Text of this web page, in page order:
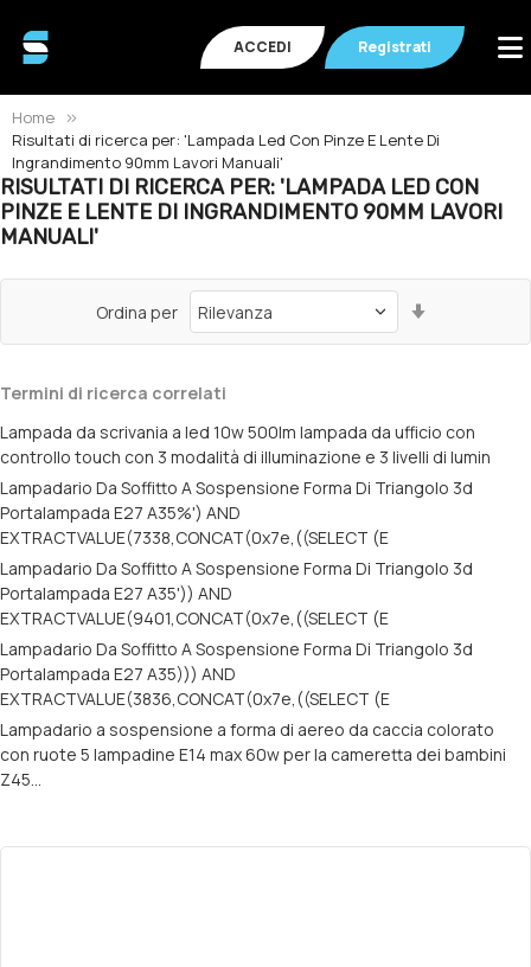
ACCEDI Registrati
Home
Risultati di ricerca per: 'Lampada Led Con Pinze E Lente Di
Ingrandimento 90mm Lavori Manuali'
RISULTATI DI RICERCA PER: 'LAMPADA LED CON
PINZE E LENTE DI INGRANDIMENTO 90MM LAVORI
MANUALI'
Ordina per
direzione
Termini di ricerca correlati
Lampada da scrivania a led 10w 500lm lampada da ufficio con
controllo touch con 3 modalità di illuminazione e 3 livelli di lumin
Lampadario Da Soffitto A Sospensione Forma Di Triangolo 3d
Portalampada E27 A35%') AND
EXTRACTVALUE(7338,CONCAT(0x7e,((SELECT (E
Lampadario Da Soffitto A Sospensione Forma Di Triangolo 3d
Portalampada E27 A35')) AND
EXTRACTVALUE(9401,CONCAT(0x7e,((SELECT (E
Lampadario Da Soffitto A Sospensione Forma Di Triangolo 3d
Portalampada E27 A35))) AND
EXTRACTVALUE(3836,CONCAT(0x7e,((SELECT (E
Lampadario a sospensione a forma di aereo da caccia colorato
con ruote 5 lampadine E14 max 60w per la cameretta dei bambini
Z45…